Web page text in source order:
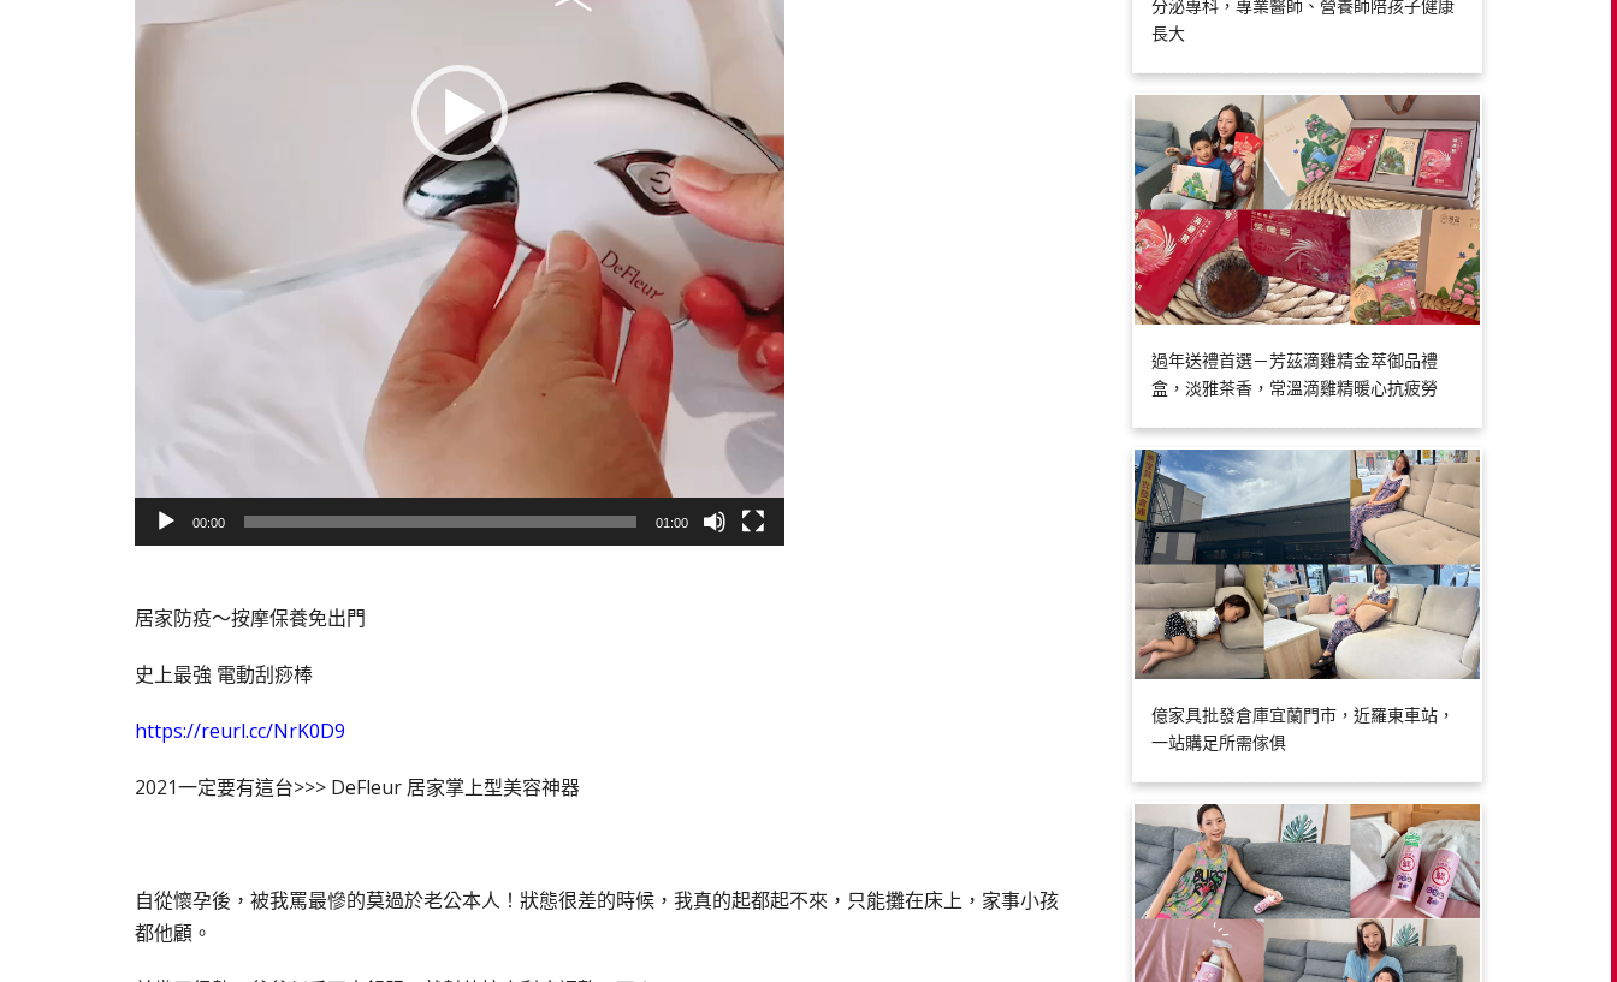
00:00 01:00
居家防疫～按摩保養免出門
史上最強 電動刮痧棒
https://reurl.cc/NrK0D9
2021一定要有這台>>> DeFleur 居家掌上型美容神器
自從懷孕後，被我罵最慘的莫過於老公本人！狀態很差的時候，我真的起都起不來，只能攤在床上，家事小孩
都他顧。
分泌專科，專業醫師、營養師陪孩子健康
長大
過年送禮首選－芳茲滴雞精金萃御品禮
盒，淡雅茶香，常溫滴雞精暖心抗疲勞
億家具批發倉庫宜蘭門市，近羅東車站，
一站購足所需傢俱